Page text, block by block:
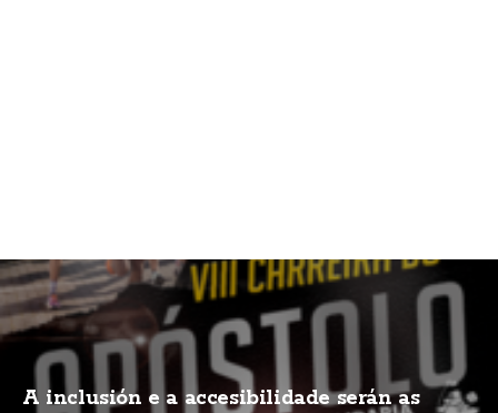
A inclusión e a accesibilidade serán as